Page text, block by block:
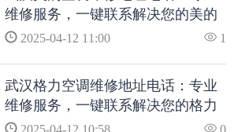
维修服务，一键联系解决您的美的
空调问题
2025-04-12 11:00 1
武汉格力空调维修地址电话：专业
维修服务，一键联系解决您的格力
空调问题
2025-04-12 10:58 0